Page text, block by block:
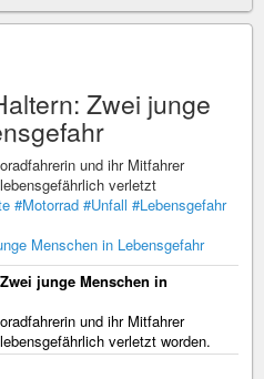
Zwei junge
und ihr Mitfahrer
verletzt
#Motorrad #Unfall #Lebensgefahr
Menschen in Lebensgefahr
junge Menschen in
und ihr Mitfahrer
verletzt worden.